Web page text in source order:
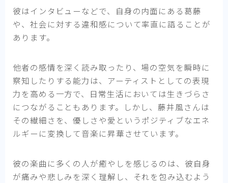
彼はインタビューなどで、自身の内面にある葛藤
や、社会に対する違和感について率直に語ることが
あります。
他者の感情を深く読み取ったり、場の空気を瞬時に
察知したりする能力は、アーティストとしての表現
力を高める一方で、日常生活においては生きづらさ
につながることもあります。しかし、藤井風さんは
その繊細さを、優しさや愛というポジティブなエネ
ルギーに変換して音楽に昇華させています。
彼の楽曲に多くの人が癒やしを感じるのは、彼自身
が痛みや悲しみを深く理解し、それを包み込むよう